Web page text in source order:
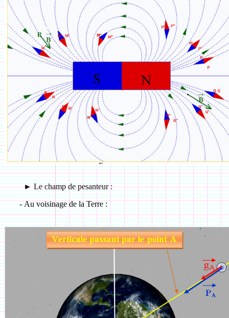
► Le champ de pesanteur :
- Au voisinage de la Terre :